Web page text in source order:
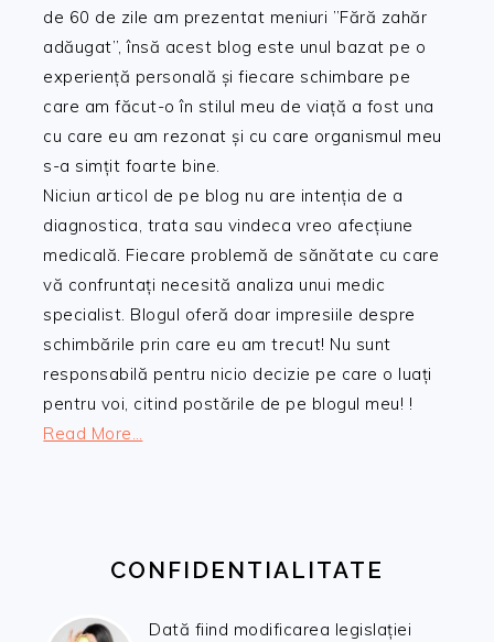
de 60 de zile am prezentat meniuri ”Fără zahăr
adăugat”, însă acest blog este unul bazat pe o
experiență personală și fiecare schimbare pe
care am făcut-o în stilul meu de viață a fost una
cu care eu am rezonat și cu care organismul meu
s-a simțit foarte bine.
Niciun articol de pe blog nu are intenția de a
diagnostica, trata sau vindeca vreo afecțiune
medicală. Fiecare problemă de sănătate cu care
vă confruntați necesită analiza unui medic
specialist. Blogul oferă doar impresiile despre
schimbările prin care eu am trecut! Nu sunt
responsabilă pentru nicio decizie pe care o luați
pentru voi, citind postările de pe blogul meu! !
Read More…
CONFIDENTIALITATE
Dată fiind modificarea legislației